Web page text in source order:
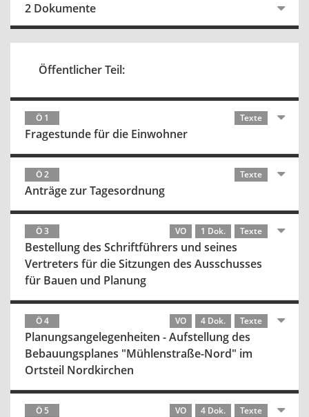
2 Dokumente
Öffentlicher Teil:
Ö 1 Texte
Fragestunde für die Einwohner
Ö 2 Texte
Anträge zur Tagesordnung
Ö 3 VO 1 Dok. Texte
Bestellung des Schriftführers und seines
Vertreters für die Sitzungen des Ausschusses
für Bauen und Planung
Ö 4 VO 4 Dok. Texte
Planungsangelegenheiten - Aufstellung des
Bebauungsplanes "Mühlenstraße-Nord" im
Ortsteil Nordkirchen
Ö 5 VO 4 Dok. Texte